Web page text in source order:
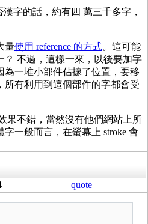
漢字的話，約有四 萬三千多字，
量使用 reference 的方式。這可能
？ 不過，這樣一來，以後要加字
為一堆小部件佔據了位置，要移
有利用到這個部件的字都會受
果不錯，當然沒有他們網站上所
一般而言，在螢幕上 stroke 會
quote